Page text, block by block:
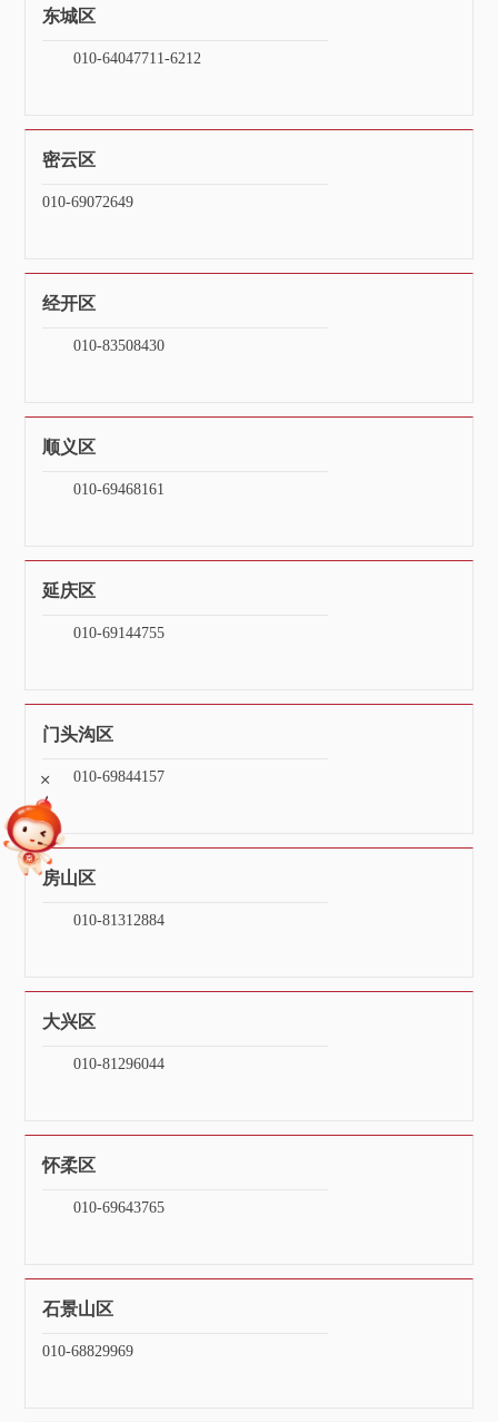
东城区
010-64047711-6212
密云区
010-69072649
经开区
010-83508430
顺义区
010-69468161
延庆区
010-69144755
门头沟区
010-69844157
房山区
010-81312884
大兴区
010-81296044
怀柔区
010-69643765
石景山区
010-68829969
+